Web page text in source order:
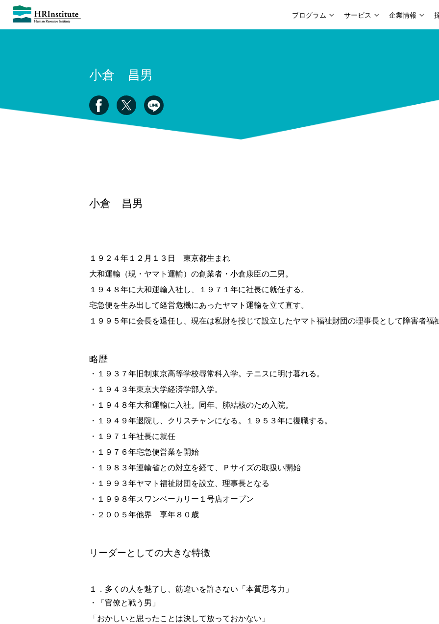
プログラム サービス 企業情報
小倉 昌男
小倉 昌男
１９２４年１２月１３日 東京都生まれ
大和運輸（現・ヤマト運輸）の創業者・小倉康臣の二男。
１９４８年に大和運輸入社し、１９７１年に社長に就任する。
宅急便を生み出して経営危機にあったヤマト運輸を立て直す。
１９９５年に会長を退任し、現在は私財を投じて設立したヤマト福祉財団の理事長として障害者福
略歴
・１９３７年旧制東京高等学校尋常科入学。テニスに明け暮れる。
・１９４３年東京大学経済学部入学。
・１９４８年大和運輸に入社。同年、肺結核のため入院。
・１９４９年退院し、クリスチャンになる。１９５３年に復職する。
・１９７１年社長に就任
・１９７６年宅急便営業を開始
・１９８３年運輸省との対立を経て、Ｐサイズの取扱い開始
・１９９３年ヤマト福祉財団を設立、理事長となる
・１９９８年スワンベーカリー１号店オープン
・２００５年他界 享年８０歳
リーダーとしての大きな特徴
１．多くの人を魅了し、筋違いを許さない「本質思考力」
・「官僚と戦う男」
「おかしいと思ったことは決して放っておかない」